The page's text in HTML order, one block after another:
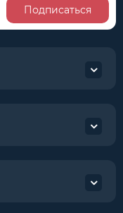
Подписаться